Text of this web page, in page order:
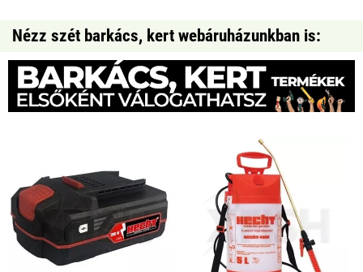
Nézz szét barkács, kert webáruházunkban is: